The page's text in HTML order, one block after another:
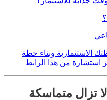
الاستثمارية وبناء خطة
استشارة من هذا الرابط
تزال متماسكة